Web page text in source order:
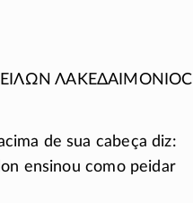
ΛΑΚΕΔΑΙΜΟΝΙΟϹ
de sua cabeça diz:
ensinou como peidar